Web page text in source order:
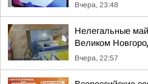
Вчера, 23:48
Нелегальные
Великом
Вчера, 22:57